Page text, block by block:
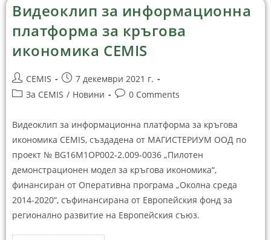
Видеоклип за информационна
платформа за кръгова
икономика CEMIS
CEMIS
7 декември 2021 г.
За CEMIS / Новини 0 Comments
Видеоклип за информационна платформа за кръгова
икономика CEMIS, създадена от МАГИСТЕРИУМ ООД по
проект № BG16M1OP002-2.009-0036 „Пилотен
демонстрационен модел за кръгова икономика“,
финансиран от Оперативна програма „Околна среда
2014-2020“, съфинансирана от Европейския фонд за
регионално развитие на Европейския съюз.